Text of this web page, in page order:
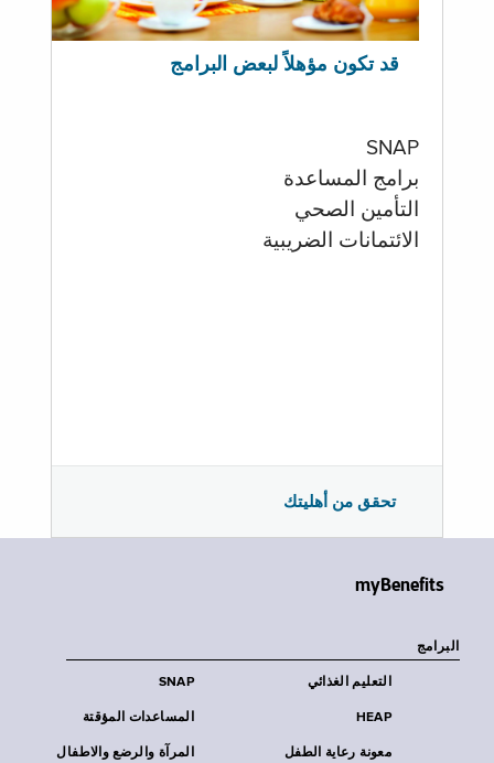
قد تكون مؤهلاً لبعض البرامج
SNAP
برامج المساعدة
التأمين الصحي
الائتمانات الضريبية
تحقق من أهليتك
myBenefits
البرامج
SNAP التعليم الغذائي
المساعدات المؤقتة HEAP
المرآة والرضع والاطفال
معونة رعاية الطفل